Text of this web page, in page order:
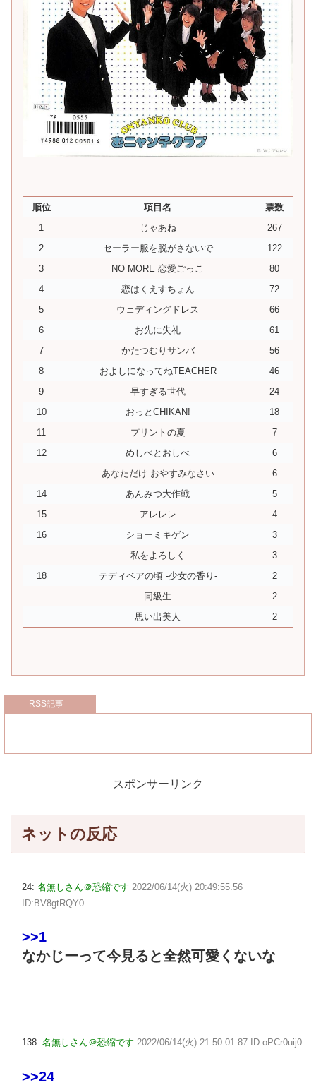
順位 項目名
票数
1
じゃあね
267
2
セーラー服を脱がさないで
122
3
NO MORE 恋愛ごっこ
80
4
恋はくえすちょん
72
5
ウェディングドレス
66
6
お先に失礼
61
7
かたつむりサンバ
56
8
およしになってねTEACHER
46
9
早すぎる世代
24
10
おっとCHIKAN!
18
11
プリントの夏
7
12
めしべとおしべ
6
あなただけ おやすみなさい
6
14
あんみつ大作戦
5
15
アレレレ
4
16
ショーミキゲン
3
私をよろしく
3
18
テディベアの頃 -少女の香り-
2
同級生
2
思い出美人
2
RSS記事
スポンサーリンク
ネットの反応
24: 名無しさん＠恐縮です 2022/06/14(火) 20:49:55.56
ID:BV8gtRQY0
>>1
なかじーって今見ると全然可愛くないな
138: 名無しさん＠恐縮です 2022/06/14(火) 21:50:01.87 ID:oPCr0uij0
>>24